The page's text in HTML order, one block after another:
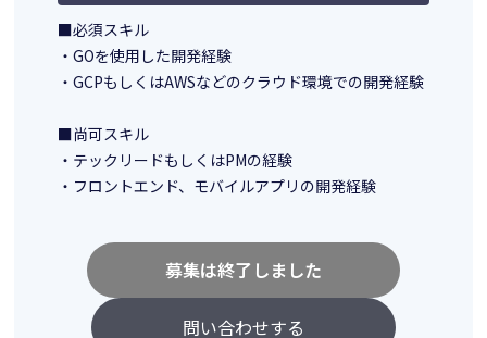
■必須スキル
・GOを使用した開発経験
・GCPもしくはAWSなどのクラウド環境での開発経験
■尚可スキル
・テックリードもしくはPMの経験
・フロントエンド、モバイルアプリの開発経験
問い合わせする
募集は終了しました